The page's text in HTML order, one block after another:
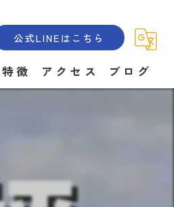
公式LINEはこちら
徴
ン
アクセス ブログ